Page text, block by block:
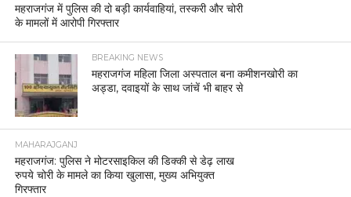
महराजगंज में पुलिस की दो बड़ी कार्यवाहियां, तस्करी और चोरी
के मामलों में आरोपी गिरफ्तार
BREAKING NEWS
महराजगंज महिला जिला अस्पताल बना कमीशनखोरी का
अड्डा, दवाइयों के साथ जांचें भी बाहर से
MAHARAJGANJ
महराजगंज: पुलिस ने मोटरसाइकिल की डिक्की से डेढ़ लाख
रुपये चोरी के मामले का किया खुलासा, मुख्य अभियुक्त
गिरफ्तार